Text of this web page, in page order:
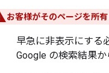
お客様がそのページを所
早急に非表示にする
Google の検索結果か